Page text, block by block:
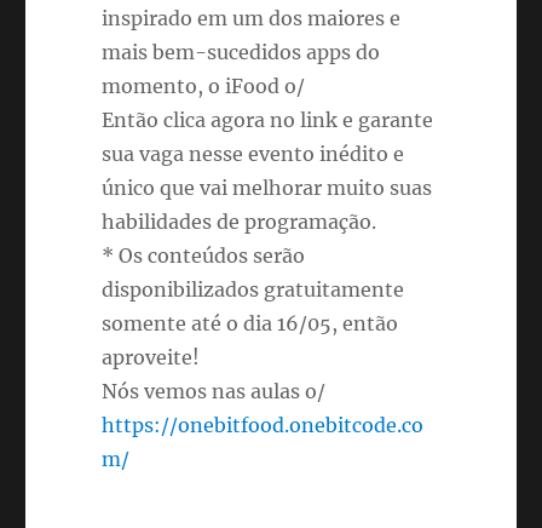
inspirado em um dos maiores e
mais bem-sucedidos apps do
momento, o iFood o/
Então clica agora no link e garante
sua vaga nesse evento inédito e
único que vai melhorar muito suas
habilidades de programação.
* Os conteúdos serão
disponibilizados gratuitamente
somente até o dia 16/05, então
aproveite!
Nós vemos nas aulas o/
https://onebitfood.onebitcode.co
m/